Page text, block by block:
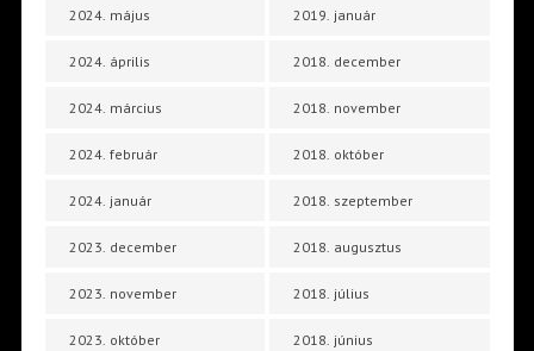
2024. május
2024. április
2024. március
2024. február
2024. január
2023. december
2023. november
2023. október
2019. január
2018. december
2018. november
2018. október
2018. szeptember
2018. augusztus
2018. július
2018. június